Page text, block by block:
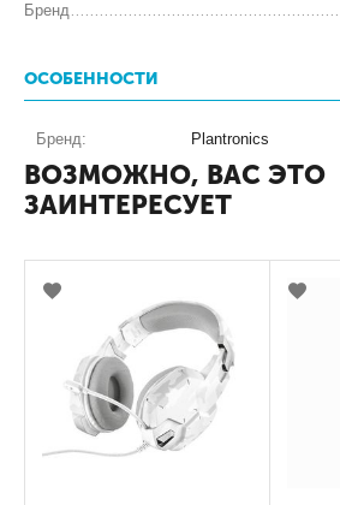
Бренд
ОСОБЕННОСТИ
Бренд: Plantronics
ВОЗМОЖНО, ВАС ЭТО
ЗАИНТЕРЕСУЕТ